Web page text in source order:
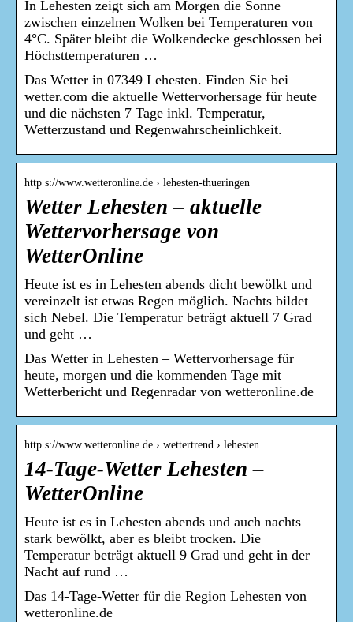
In Lehesten zeigt sich am Morgen die Sonne
zwischen einzelnen Wolken bei Temperaturen von
4°C. Später bleibt die Wolkendecke geschlossen bei
Höchsttemperaturen …
Das Wetter in 07349 Lehesten. Finden Sie bei
wetter.com die aktuelle Wettervorhersage für heute
und die nächsten 7 Tage inkl. Temperatur,
Wetterzustand und Regenwahrscheinlichkeit.
http s://www.wetteronline.de › lehesten-thueringen
Wetter Lehesten – aktuelle
Wettervorhersage von
WetterOnline
Heute ist es in Lehesten abends dicht bewölkt und
vereinzelt ist etwas Regen möglich. Nachts bildet
sich Nebel. Die Temperatur beträgt aktuell 7 Grad
und geht …
Das Wetter in Lehesten – Wettervorhersage für
heute, morgen und die kommenden Tage mit
Wetterbericht und Regenradar von wetteronline.de
http s://www.wetteronline.de › wettertrend › lehesten
14-Tage-Wetter Lehesten –
WetterOnline
Heute ist es in Lehesten abends und auch nachts
stark bewölkt, aber es bleibt trocken. Die
Temperatur beträgt aktuell 9 Grad und geht in der
Nacht auf rund …
Das 14-Tage-Wetter für die Region Lehesten von
wetteronline.de